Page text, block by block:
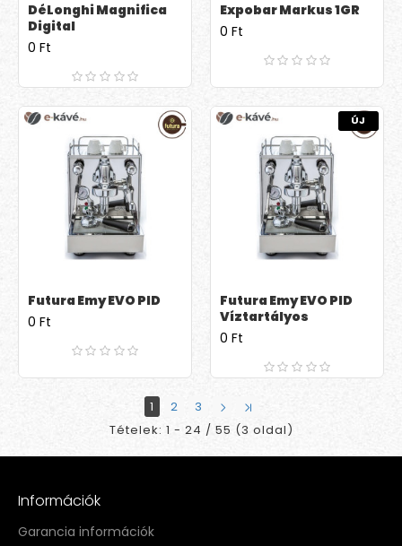
DéLonghi Magnifica
Digital
0 Ft
Expobar Markus 1GR
0 Ft
Futura Emy EVO PID
0 Ft
ÚJ
Futura Emy EVO PID
Víztartályos
0 Ft
1 2
3
Tételek: 1 - 24 / 55 (3 oldal)
Információk
Garancia információk